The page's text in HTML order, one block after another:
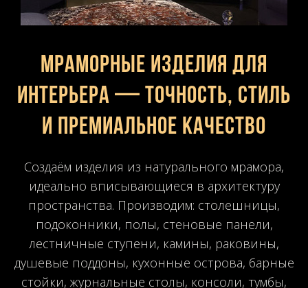
Мраморные изделия для
интерьера — точность, стиль
и премиальное качество
Создаём изделия из натурального мрамора,
идеально вписывающиеся в архитектуру
пространства. Производим: столешницы,
подоконники, полы, стеновые панели,
лестничные ступени, камины, раковины,
душевые поддоны, кухонные острова, барные
стойки, журнальные столы, консоли, тумбы,